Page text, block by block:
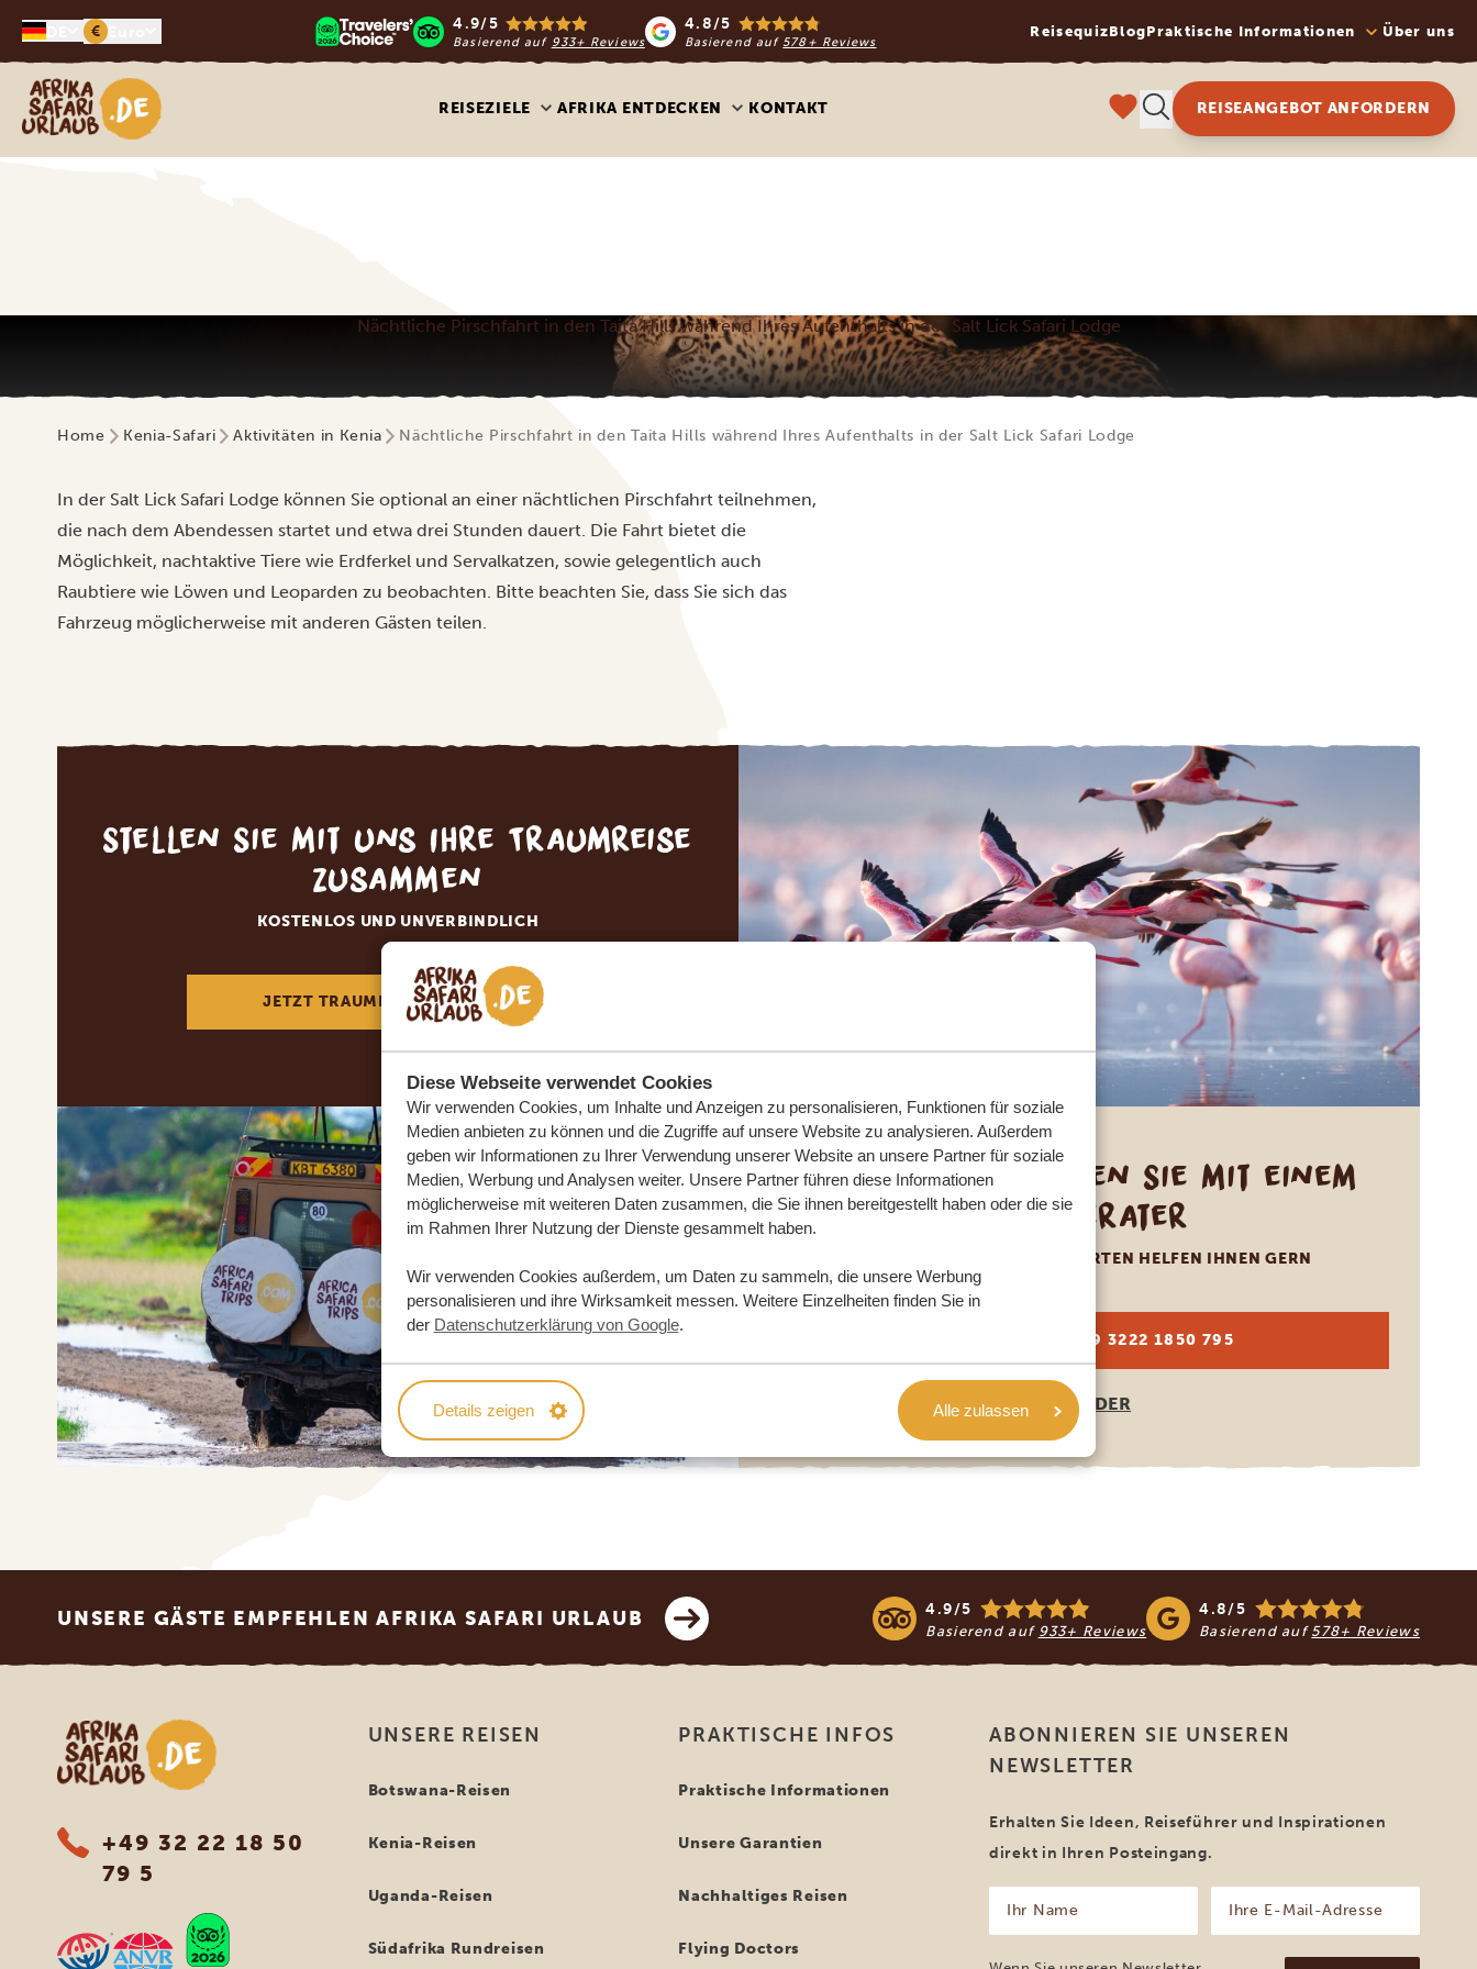
Diese Webseite verwendet Cookies
Wir verwenden Cookies, um Inhalte und Anzeigen zu personalisieren, Funktionen für soziale
Medien anbieten zu können und die Zugriffe auf unsere Website zu analysieren. Außerdem
geben wir Informationen zu Ihrer Verwendung unserer Website an unsere Partner für soziale
Medien, Werbung und Analysen weiter. Unsere Partner führen diese Informationen
möglicherweise mit weiteren Daten zusammen, die Sie ihnen bereitgestellt haben oder die sie
im Rahmen Ihrer Nutzung der Dienste gesammelt haben.
Wir verwenden Cookies außerdem, um Daten zu sammeln, die unsere Werbung
personalisieren und ihre Wirksamkeit messen. Weitere Einzelheiten finden Sie in
der Datenschutzerklärung von Google.
Details zeigen Alle zulassen
€ 4.9/5
Basierend auf 933+ Reviews
4.8/5
Basierend auf 578+ Reviews
ReisequizBlogPraktische Informationen Über uns
Afrika Safari Urlaub
REISEZIELE AFRIKA ENTDECKEN KONTAKT REISEANGEBOT ANFORDERN
Nächtliche Pirschfahrt in den Taita Hills während Ihres Aufenthalts in der Salt Lick Safari Lodge
Home Kenia-Safari Aktivitäten in Kenia Nächtliche Pirschfahrt in den Taita Hills während Ihres Aufenthalts in der Salt Lick Safari Lodge
In der Salt Lick Safari Lodge können Sie optional an einer nächtlichen Pirschfahrt teilnehmen,
die nach dem Abendessen startet und etwa drei Stunden dauert. Die Fahrt bietet die
Möglichkeit, nachtaktive Tiere wie Erdferkel und Servalkatzen, sowie gelegentlich auch
Raubtiere wie Löwen und Leoparden zu beobachten. Bitte beachten Sie, dass Sie sich das
Fahrzeug möglicherweise mit anderen Gästen teilen.
Stellen Sie mit uns Ihre Traumreise
zusammen
KOSTENLOS UND UNVERBINDLICH
JETZT TRAUMREISE ANFORDERN
Sprechen Sie mit einem
Reiseberater
UNSERE EXPERTEN HELFEN IHNEN GERN
+49 3222 1850 795
ANDERE LÄNDER
UNSERE GÄSTE EMPFEHLEN AFRIKA SAFARI URLAUB 4.9/5
Basierend auf 933+ Reviews
4.8/5
Basierend auf 578+ Reviews
Afrika Safari Urlaub
+49 32 22 18 50
79 5
UNSERE REISEN
Botswana-Reisen
Kenia-Reisen
Uganda-Reisen
Südafrika Rundreisen
PRAKTISCHE INFOS
Praktische Informationen
Unsere Garantien
Nachhaltiges Reisen
Flying Doctors
ABONNIEREN SIE UNSEREN
NEWSLETTER
Erhalten Sie Ideen, Reiseführer und Inspirationen
direkt in Ihren Posteingang.
Name
(erforderlich)
Mail-